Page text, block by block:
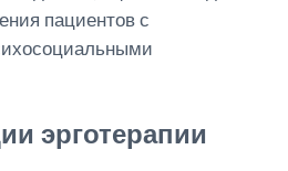
пациентов с
эрготерапии